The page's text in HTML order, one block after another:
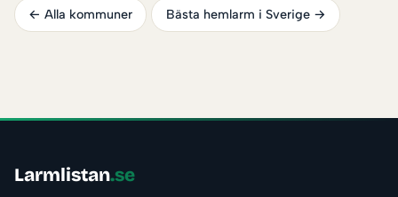
← Alla kommuner Bästa hemlarm i Sverige →
Larmlistan.se